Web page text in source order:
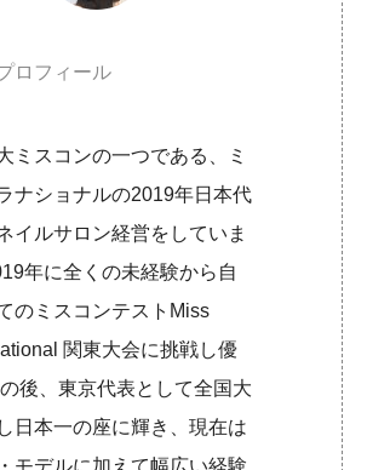
ロフィール
ミスコンの一つである、ミ
ナショナルの2019年日本代
イルサロン経営をしていま
年に全くの未経験から自
のミスコンテストMiss
関東大会に挑戦し優
後、東京代表として全国大
日本一の座に輝き、現在は
モデルに加えて幅広い経験